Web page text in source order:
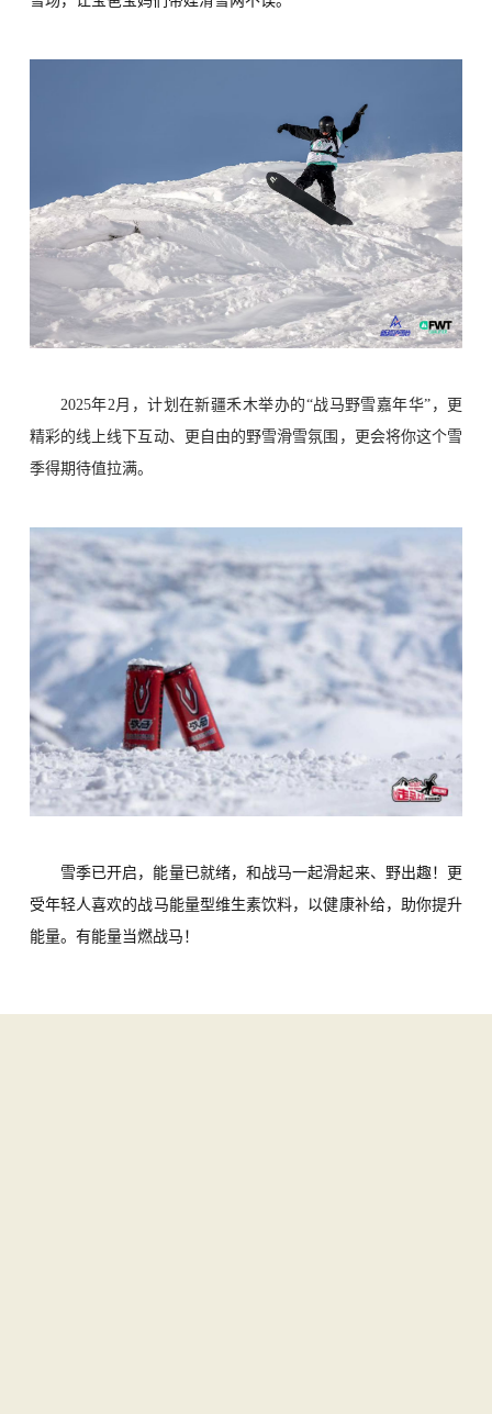
2025年2月，计划在新疆禾木举办的“战马野雪嘉年华” ，
更
精彩的线上线下互动、 更自由的野雪滑雪氛围，更会将你这个雪
季得期待值拉满。
雪季已开启，能量已就绪，和战马一起滑起来、野出趣！更
受年轻人喜欢的战马能量型维生素饮料，以健康补给，助你提升
能量。有能量当燃战马！